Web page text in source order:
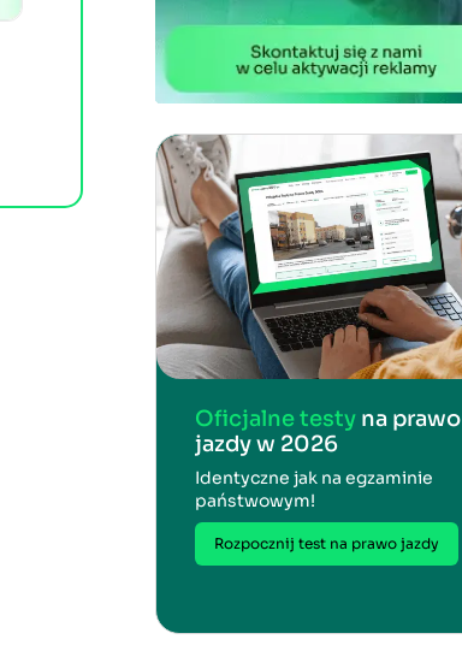
Oficjalne testy na prawo
jazdy w 2026
Identyczne jak na egzaminie
państwowym!
Rozpocznij test na prawo jazdy